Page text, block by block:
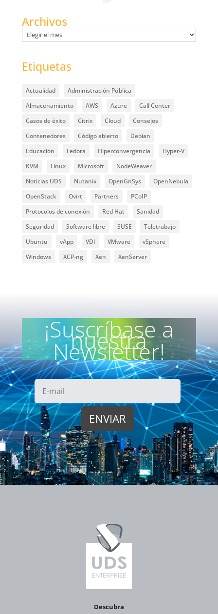
Archivos
Archivos
Etiquetas
Actualidad
Administración Pública
Almacenamiento
AWS Azure
Call Center
Casos de éxito
Citrix Cloud
Consejos
Contenedores
Código abierto
Debian
Educación
Fedora Hiperconvergencia
Hyper-V
KVM
Linux Microsoft
NodeWeaver
Noticias UDS
Nutanix OpenGnSys
OpenNebula
OpenStack
Ovirt Partners
PCoIP
Protocolos de conexión
Red Hat
Sanidad
Seguridad
Software libre SUSE
Teletrabajo
Ubuntu
vApp VDI VMware
vSphere
Windows
XCP-ng Xen XenServer
¡Suscríbase a
nuestra
Newsletter!
Descubra